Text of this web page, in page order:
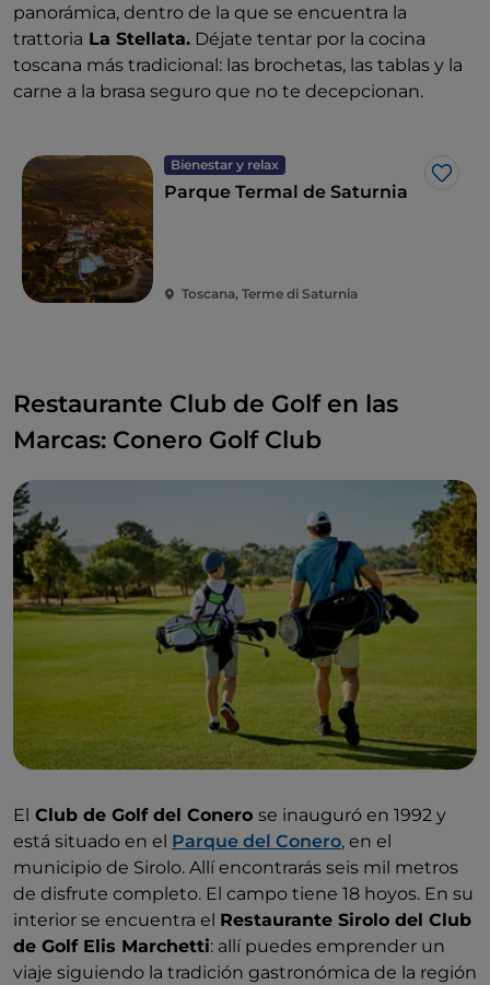
panorámica, dentro de la que se encuentra la
trattoria La Stellata. Déjate tentar por la cocina
toscana más tradicional: las brochetas, las tablas y la
carne a la brasa seguro que no te decepcionan.
Bienestar y relax
Me
Parque Termal de Saturnia
Toscana, Terme di Saturnia
Restaurante Club de Golf en las
Marcas: Conero Golf Club
El Club de Golf del Conero se inauguró en 1992 y
está situado en el Parque del Conero, en el
municipio de Sirolo. Allí encontrarás seis mil metros
de disfrute completo. El campo tiene 18 hoyos. En su
interior se encuentra el Restaurante Sirolo del Club
de Golf Elis Marchetti: allí puedes emprender un
viaje siguiendo la tradición gastronómica de la región